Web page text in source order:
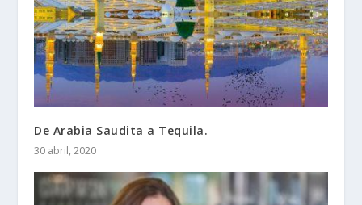
De Arabia Saudita a Tequila.
30 abril, 2020